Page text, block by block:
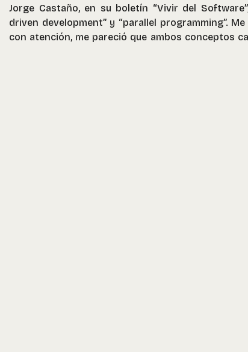
Jorge Castaño, en su boletín “Vivir del
driven development” y “parallel programming”.
con atención, me pareció que ambos conceptos